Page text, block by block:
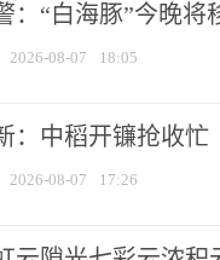
：“白海豚”今晚将
2026-08-07 18:05
：中稻开镰抢收忙
2026-08-07 17:26